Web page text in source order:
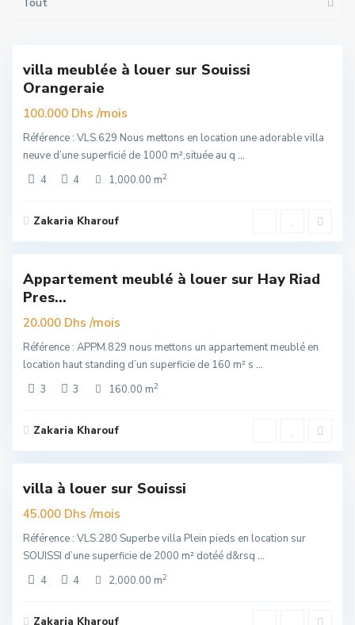
Exclusivité
villa meublée à louer sur Souissi
Orangeraie
100.000 Dhs/mois
Référence : VLS.629 Nous mettons en location une adorable villa
neuve d’une superficié de 1000 m²,située au q ...
4
4 1,000.00 m2
Zakaria Kharouf
Hay
Rabat
Exclusivité
Appartement meublé à louer sur Hay Riad
Pres...
20.000 Dhs/mois
Référence : APPM.829 nous mettons un appartement meublé en
location haut standing d’un superficie de 160 m² s ...
3
3 160.00 m2
Zakaria Kharouf
Rabat
Exclusivité
villa à louer sur Souissi
45.000 Dhs/mois
Référence : VLS.280 Superbe villa Plein pieds en location sur
SOUISSI d’une superficie de 2000 m² dotéé d&rsq ...
4
4 2,000.00 m2
Zakaria Kharouf